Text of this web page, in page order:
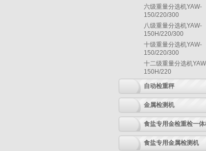
六级重量分选机YAW-
150/220/300
八级重量分选机YAW-
150H/220/300
十级重量分选机YAW-
150/220/300
十二级重量分选机
150H/220
自动检重秤
金属检测机
食盐专用金检重检一
食盐专用金属检测机